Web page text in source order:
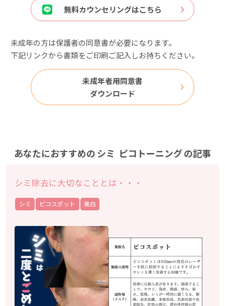
無料カウンセリングはこちら
未成年の方は保護者の同意書が必要になります。
下記リンクから書類をご印刷ご記入しお持ちください。
未成年者用同意書
ダウンロード
あなたにおすすめのシミ ピコトーニングの記事
シミ除去に大切なこととは・・・
シミ ピコスポット 美白